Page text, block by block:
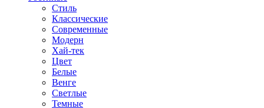
Стиль
Классические
Современные
Модерн
Хай-тек
Цвет
Белые
Венге
Светлые
Темные